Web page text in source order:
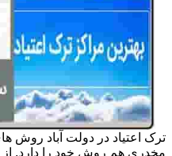
ترک اعتیاد در دولت آباد روش
مخدری هم روش خود را دارد. از